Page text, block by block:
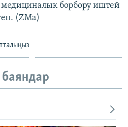
борбору иштей
(ZMa)